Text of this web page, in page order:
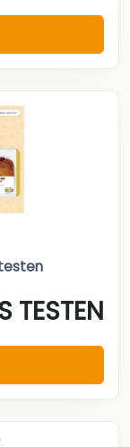
TESTEN